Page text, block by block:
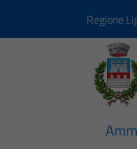
Regione